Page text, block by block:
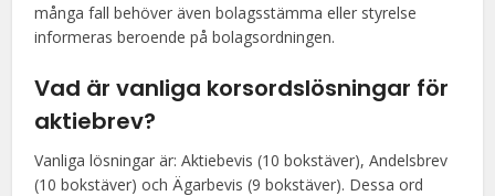
många fall behöver även bolagsstämma eller styrelse
informeras beroende på bolagsordningen.
Vad är vanliga korsordslösningar för
aktiebrev?
Vanliga lösningar är: Aktiebevis (10 bokstäver), Andelsbrev
(10 bokstäver) och Ägarbevis (9 bokstäver). Dessa ord